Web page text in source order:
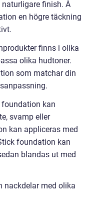
finish. Å
en högre täckning
finns i olika
olika hudtoner.
som matchar din
kan
svamp eller
kan appliceras med
foundation kan
blandas ut med
nackdelar med olika